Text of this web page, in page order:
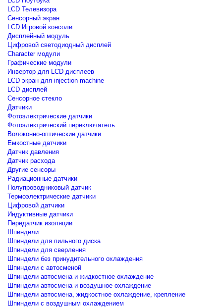
LCD Телевизора
Сенсорный экран
LCD Игровой консоли
Дисплейный модуль
Цифровой светодиодный дисплей
Сharacter модули
Графические модули
Инвертор для LCD дисплеев
LCD экран для injection machine
LCD дисплей
Сенсорное стекло
Датчики
Фотоэлектрические датчики
Фотоэлектрический переключатель
Волоконно-оптические датчики
Емкостные датчики
Датчик давления
Датчик расхода
Другие сенсоры
Радиационные датчики
Полупроводниковый датчик
Термоэлектрические датчики
Цифровой датчики
Индуктивные датчики
Передатчик изоляции
Шпиндели
Шпиндели для пильного диска
Шпиндели для сверления
Шпиндели без принудительного охлаждения
Шпиндели с автосменой
Шпиндели автосмена и жидкостное охлаждение
Шпиндели автосмена и воздушное охлаждение
Шпиндели автосмена, жидкостное охлаждение, крепление
Шпиндели с воздушным охлаждением